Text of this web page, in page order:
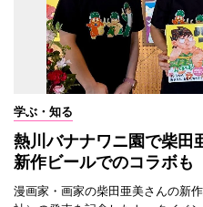
学ぶ・知る
熱川バナナワニ園で柴
新作ビールでのコラボも
漫画家・画家の柴田亜美さんの新